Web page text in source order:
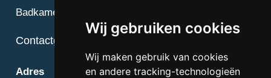
Wij gebruiken cookies
Wij maken gebruik van cookies
en andere tracking-technologieën
Badkamer
Contactgegevens
Adres